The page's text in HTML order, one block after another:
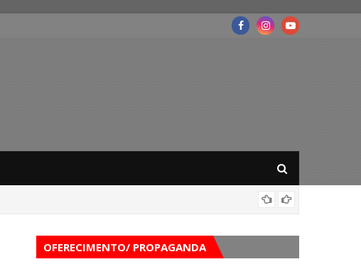
OFERECIMENTO/ PROPAGANDA